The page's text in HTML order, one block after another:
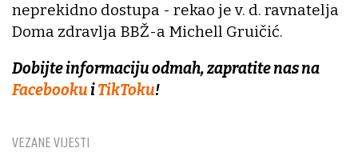
VEZANE VIJESTI
neprekidno dostupa - rekao je v. d. ravnatelja
Doma zdravlja BBŽ-a Michell Gruičić.
Dobijte informaciju odmah, zapratite nas na
FacebookuiTikToku!